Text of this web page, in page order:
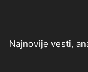
Najnovije vesti,